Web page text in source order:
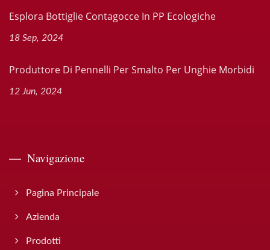
Esplora Bottiglie Contagocce In PP Ecologiche
18 Sep, 2024
Produttore Di Pennelli Per Smalto Per Unghie Morbidi
12 Jun, 2024
Navigazione
Pagina Principale
Azienda
Prodotti